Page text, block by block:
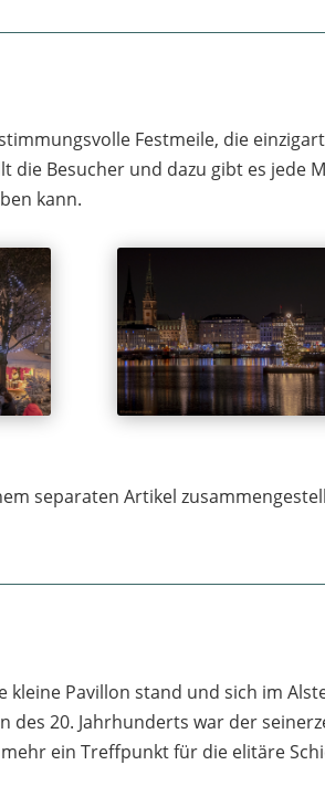
Festmeile, die
die Besucher und dazu gibt es jede
kann.
separaten Artikel
Pavillon stand und sich im
des 20. Jahrhunderts war der
ein Treffpunkt für die elitäre